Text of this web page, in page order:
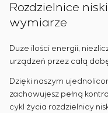
Rozdzielnice
wymiarze
Duże ilości energii,
urządzeń przez całą
Dzięki naszym
zachowujesz pełną
cykl życia rozdzielnicy